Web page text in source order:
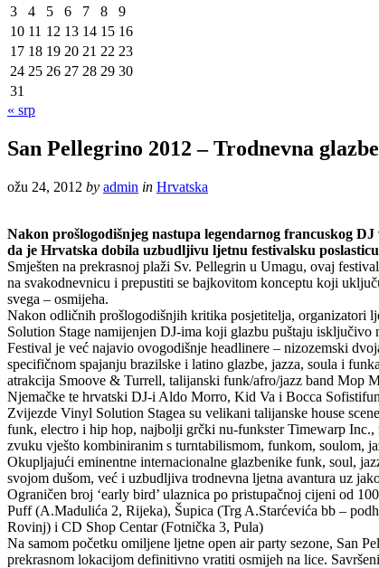
3
4 5 6 7 8
9
10 11 12 13 14 15 16
17 18 19 20 21 22 23
24 25 26 27 28 29 30
31
« srp
San Pellegrino 2012 – Trodnevna
ožu 24, 2012 by admin in Hrvatska
Nakon prošlogodišnjeg nastupa legendarnog francuskog
da je Hrvatska dobila uzbudljivu ljetnu festivalsku
Smješten na prekrasnoj plaži Sv. Pellegrin u Umagu, ovaj
na svakodnevnicu i prepustiti se bajkovitom konceptu koji
svega – osmijeha.
Nakon odličnih prošlogodišnjih kritika posjetitelja, organizatori
Solution Stage namijenjen DJ-ima koji glazbu puštaju isključivo
Festival je već najavio ovogodišnje headlinere – nizozemski
specifičnom spajanju brazilske i latino glazbe, jazza, soula i
atrakcija Smoove & Turrell, talijanski funk/afro/jazz band Mop
Njemačke te hrvatski DJ-i Aldo Morro, Kid Va i Bocca
Zvijezde Vinyl Solution Stagea su velikani talijanske house
funk, electro i hip hop, najbolji grčki nu-funkster Timewarp
zvuku vješto kombiniranim s turntabilismom, funkom, soulom,
Okupljajući eminentne internacionalne glazbenike funk, soul,
svojom dušom, već i uzbudljiva trodnevna ljetna avantura uz
Ograničen broj ‘early bird’ ulaznica po pristupačnoj cijeni od
Puff (A.Madulića 2, Rijeka), Šupica (Trg A.Starćevića bb –
Rovinj) i CD Shop Centar (Fotnička 3, Pula)
Na samom početku omiljene ljetne open air party sezone, San
prekrasnom lokacijom definitivno vratiti osmijeh na lice.